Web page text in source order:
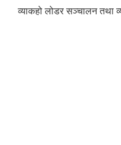
व्याकहो लोडर सञ्चालन तथा